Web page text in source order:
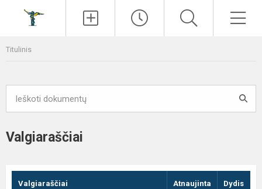
Titulinis
Valgiaraščiai
Valgiaraščiai Atnaujinta Dydis